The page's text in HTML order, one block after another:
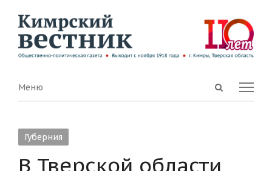
Open
Menu
Меню
Губерния
В Тверской области